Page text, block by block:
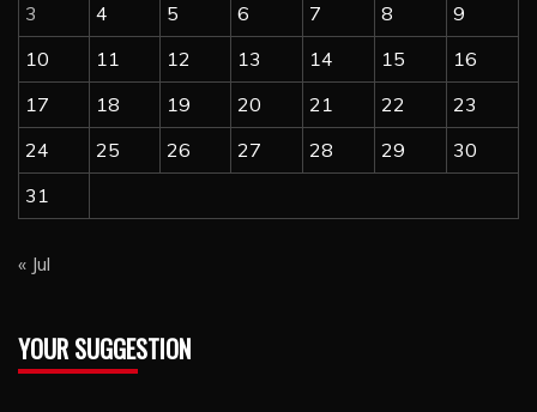
3
4 5 6 7 8
9
10
11 12 13 14 15
16
17
18 19 20 21 22
23
24
25 26 27 28 29
30
31
« Jul
YOUR SUGGESTION